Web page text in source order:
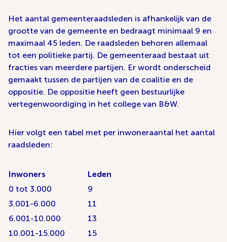
Het aantal gemeenteraadsleden is afhankelijk van de
grootte van de gemeente en bedraagt minimaal 9 en
maximaal 45 leden. De raadsleden behoren allemaal
tot een politieke partij. De gemeenteraad bestaat uit
fracties van meerdere partijen. Er wordt onderscheid
gemaakt tussen de partijen van de coalitie en de
oppositie. De oppositie heeft geen bestuurlijke
vertegenwoordiging in het college van B&W.
Hier volgt een tabel met per inwoneraantal het aantal
raadsleden:
Inwoners
Leden
0 tot 3.000
9
3.001-6.000
11
6.001-10.000
13
10.001-15.000
15